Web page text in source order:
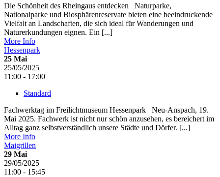
Die Schönheit des Rheingaus entdecken Naturparke,
Nationalparke und Biosphärenreservate bieten eine beeindruckende
Vielfalt an Landschaften, die sich ideal für Wanderungen und
Naturerkundungen eignen. Ein [...]
More Info
Hessenpark
25 Mai
25/05/2025
11:00 - 17:00
Standard
Fachwerktag im Freilichtmuseum Hessenpark Neu-Anspach, 19.
Mai 2025. Fachwerk ist nicht nur schön anzusehen, es bereichert im
Alltag ganz selbstverständlich unsere Städte und Dörfer. [...]
More Info
Maigrillen
29 Mai
29/05/2025
11:00 - 15:45